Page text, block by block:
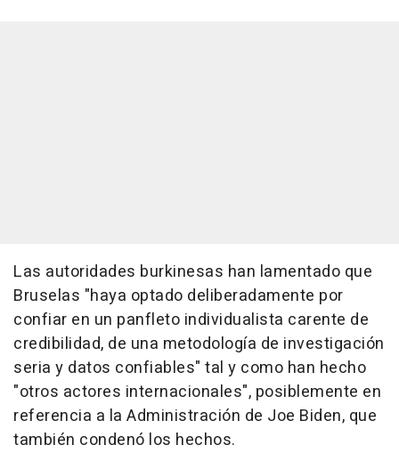
Las autoridades burkinesas han lamentado que
Bruselas "haya optado deliberadamente por
confiar en un panfleto individualista carente de
credibilidad, de una metodología de investigación
seria y datos confiables" tal y como han hecho
"otros actores internacionales", posiblemente en
referencia a la Administración de Joe Biden, que
también condenó los hechos.